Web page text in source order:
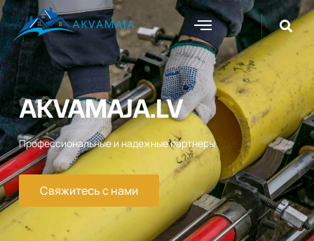
AKVAMAJA.LV
Профессиональные и надежные партнеры
Свяжитесь с нами